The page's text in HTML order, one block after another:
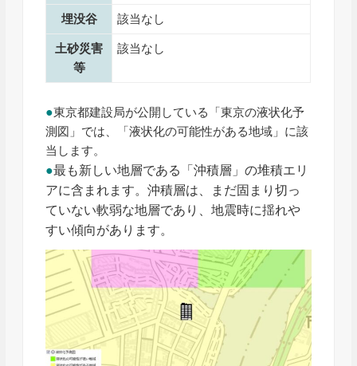
埋没谷 該当なし
土砂災害
等
該当なし
●東京都建設局が公開している「東京の液状化予
測図」では、「液状化の可能性がある地域」に該
当します。
●最も新しい地層である「沖積層」の堆積エリ
アに含まれます。沖積層は、まだ固まり切っ
ていない軟弱な地層であり、地震時に揺れや
すい傾向があります。